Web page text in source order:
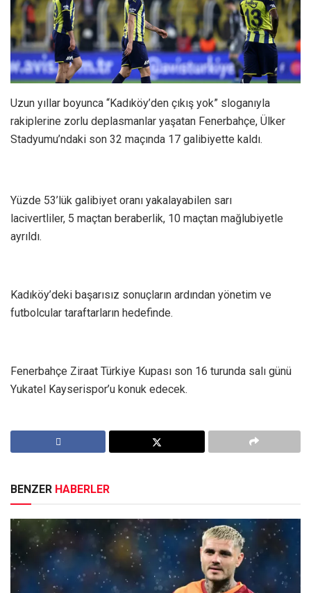
Uzun yıllar boyunca “Kadıköy’den çıkış yok” sloganıyla
rakiplerine zorlu deplasmanlar yaşatan Fenerbahçe, Ülker
Stadyumu’ndaki son 32 maçında 17 galibiyette kaldı.
Yüzde 53’lük galibiyet oranı yakalayabilen sarı
lacivertliler, 5 maçtan beraberlik, 10 maçtan mağlubiyetle
ayrıldı.
Kadıköy’deki başarısız sonuçların ardından yönetim ve
futbolcular taraftarların hedefinde.
Fenerbahçe Ziraat Türkiye Kupası son 16 turunda salı günü
Yukatel Kayserispor’u konuk edecek.
BENZER HABERLER